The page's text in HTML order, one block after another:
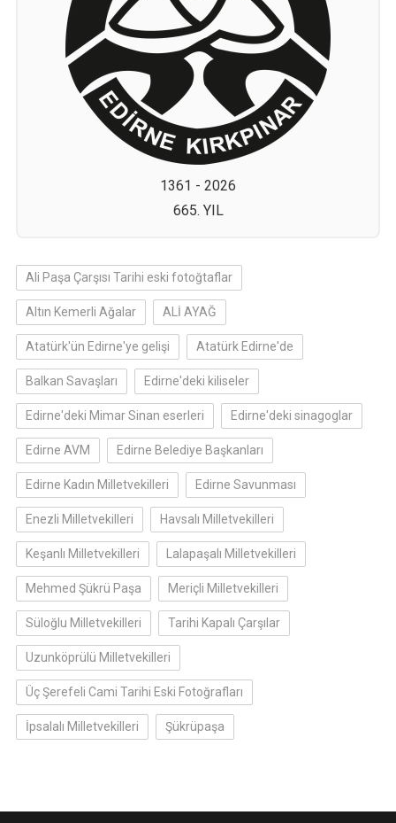
1361 - 2026
665. YIL
Ali Paşa Çarşısı Tarihi eski fotoğtaflar
Altın Kemerli Ağalar ALİ AYAĞ
Atatürk'ün Edirne'ye gelişi Atatürk Edirne'de
Balkan Savaşları Edirne'deki kiliseler
Edirne'deki Mimar Sinan eserleri Edirne'deki sinagoglar
Edirne AVM Edirne Belediye Başkanları
Edirne Kadın Milletvekilleri Edirne Savunması
Enezli Milletvekilleri Havsalı Milletvekilleri
Keşanlı Milletvekilleri Lalapaşalı Milletvekilleri
Mehmed Şükrü Paşa Meriçli Milletvekilleri
Süloğlu Milletvekilleri Tarihi Kapalı Çarşılar
Uzunköprülü Milletvekilleri
Üç Şerefeli Cami Tarihi Eski Fotoğrafları
İpsalalı Milletvekilleri Şükrüpaşa